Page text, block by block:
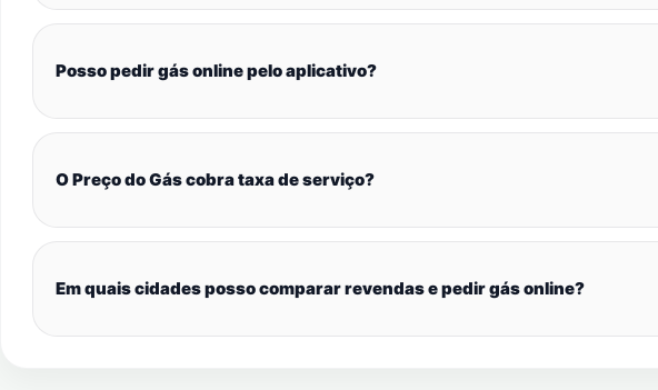
Posso pedir gás online pelo aplicativo?
O Preço do Gás cobra taxa de serviço?
Em quais cidades posso comparar revendas e pedir gás online?